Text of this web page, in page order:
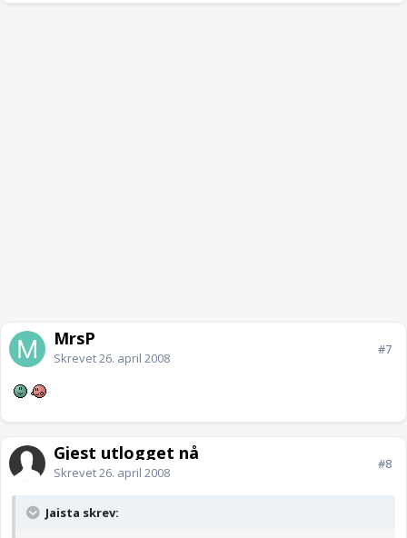
MrsP
Skrevet26. april 2008
#7
Gjest utlogget nå
Skrevet26. april 2008
#8
Jaista skrev: